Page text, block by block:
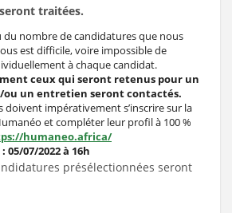
traitées.
du nombre de candidatures que nous
est difficile, voire impossible de
à chaque candidat.
ceux qui seront retenus pour un
un entretien seront contactés.
doivent impérativement s’inscrire sur la
et compléter leur profil à 100 %
humaneo.africa/
05/07/2022à 16h
présélectionnées seront